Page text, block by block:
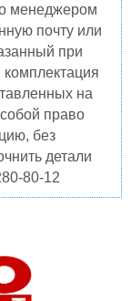
менеджером
почту или
при
на
право
без
детали
80-12